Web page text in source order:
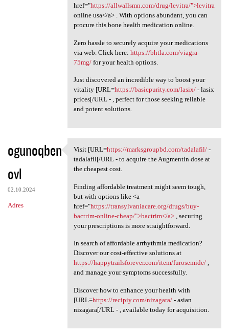
href="https://allwallsmn.com/drug/levitra/">levitra
online usa</a> . With options abundant, you can
procure this bone health medication online.
Zero hassle to securely acquire your medications
via web. Click here: https://bhtla.com/viagra-
75mg/for your health options.
Just discovered an incredible way to boost your
vitality [URL=https://basicpurity.com/lasix/- lasix
prices[/URL - , perfect for those seeking reliable
and potent solutions.
ogunoqben
ovl
02.10.2024
Adres
Visit [URL=https:/
Visit [URL=https://marksgroupbd.com/tadalafil/-
tadalafil[/URL - to acquire the Augmentin dose at
the cheapest cost.
Finding affordable treatment might seem tough,
but with options like <a
href="https://transylvaniacare.org/drugs/buy-
bactrim-online-cheap/">bactrim</a>, securing
your prescriptions is more straightforward.
In search of affordable arrhythmia medication?
Discover our cost-effective solutions at
https://happytrailsforever.com/item/furosemide/,
and manage your symptoms successfully.
Discover how to enhance your health with
[URL=https://recipiy.com/nizagara/- asian
nizagara[/URL - , available today for acquisition.